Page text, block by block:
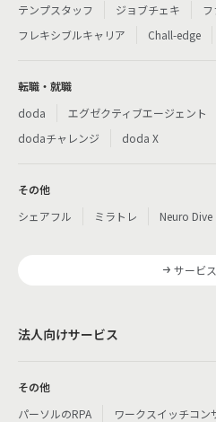
テンプスタッフ
ジョブチェキ
フレキシブルキャリア
Chall-edge
転職・就職
doda
エグゼクティブエージェント
dodaチャレンジ
doda X
その他
シェアフル
ミラトレ Neuro Dive
サービ
法人向けサービス
その他
パーソルのRPA
ワークスイッチコン